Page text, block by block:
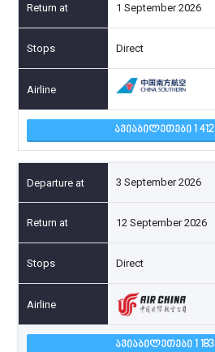
1 September 2026
Direct
ᲐᲕᲘᲐᲑᲘᲚᲔᲗᲔᲑᲘ 1 412
3 September 2026
12 September 2026
Direct
ᲐᲕᲘᲐᲑᲘᲚᲔᲗᲔᲑᲘ 1 183